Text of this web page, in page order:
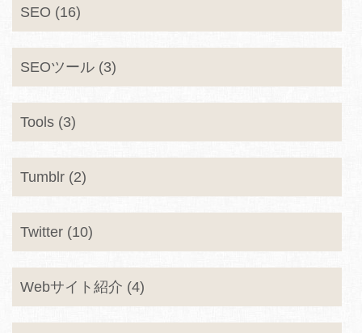
SEO (16)
SEOツール (3)
Tools (3)
Tumblr (2)
Twitter (10)
Webサイト紹介 (4)